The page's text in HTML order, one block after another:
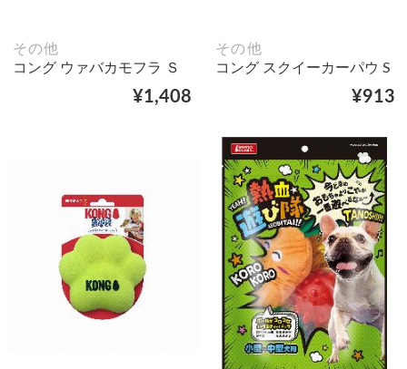
その他
コング ウァバカモフラ Ｓ
¥1,408
その他
コング スクイーカーパウ S
¥913